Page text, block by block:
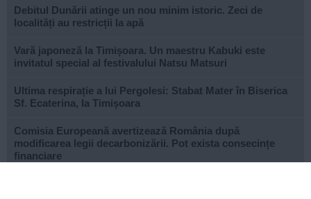
Debitul Dunării atinge un nou minim istoric. Zeci de
localități au restricții la apă
Vară japoneză la Timișoara. Un maestru Kabuki este
invitatul special al festivalului Natsu Matsuri
Ultima respirație a lui Pergolesi: Stabat Mater în Biserica
Sf. Ecaterina, la Timișoara
Comisia Europeană avertizează România după
modificarea legii decarbonizării. Pot exista consecințe
financiare